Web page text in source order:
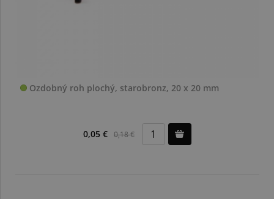
Ozdobný roh plochý, starobronz, 20 x 20 mm
0,05 € 0,18 €